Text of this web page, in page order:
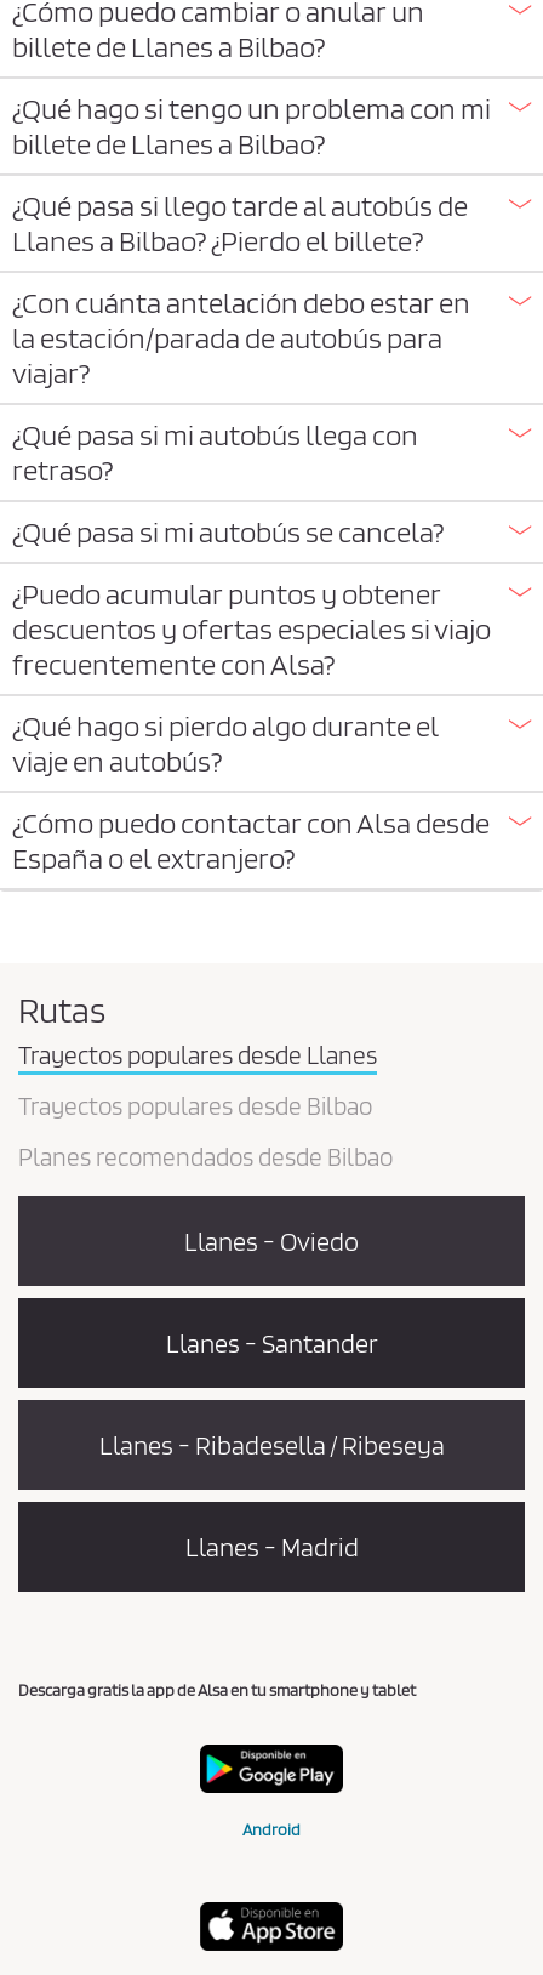
¿Cómo puedo cambiar o anular un
billete de Llanes a Bilbao?
¿Qué hago si tengo un problema con mi
billete de Llanes a Bilbao?
¿Qué pasa si llego tarde al autobús de
Llanes a Bilbao? ¿Pierdo el billete?
¿Con cuánta antelación debo estar en
la estación/parada de autobús para
viajar?
¿Qué pasa si mi autobús llega con
retraso?
¿Qué pasa si mi autobús se cancela?
¿Puedo acumular puntos y obtener
descuentos y ofertas especiales si viajo
frecuentemente con Alsa?
¿Qué hago si pierdo algo durante el
viaje en autobús?
¿Cómo puedo contactar con Alsa desde
España o el extranjero?
Rutas
Trayectos populares desde Llanes
Trayectos populares desde Bilbao
Planes recomendados desde Bilbao
Llanes - Oviedo
Llanes - Santander
Llanes - Ribadesella / Ribeseya
Llanes - Madrid
Descarga gratis la app de Alsa en tu smartphone y tablet
Android